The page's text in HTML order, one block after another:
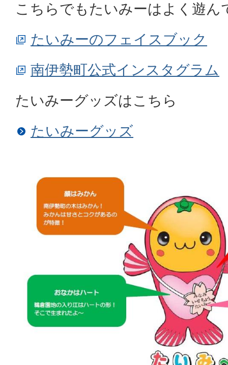
こちらでもたいみーはよく遊ん
たいみーのフェイスブック
南伊勢町公式インスタグラム
たいみーグッズはこちら
たいみーグッズ